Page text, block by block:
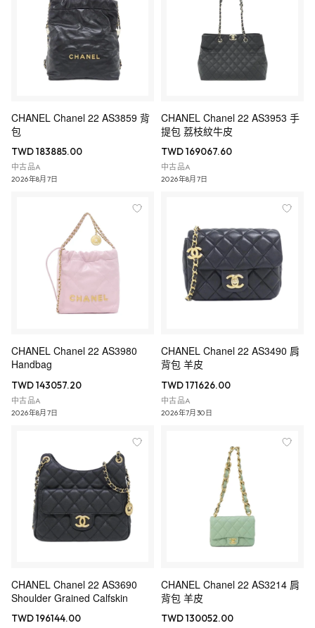
CHANEL Chanel 22 AS3859 背
包
TWD 183885.00
中古品A
2026年8月7日
CHANEL Chanel 22 AS3953 手
提包 荔枝紋牛皮
TWD 169067.60
中古品A
2026年8月7日
CHANEL Chanel 22 AS3980
Handbag
TWD 143057.20
中古品A
2026年8月7日
CHANEL Chanel 22 AS3490 肩
背包 羊皮
TWD 171626.00
中古品A
2026年7月30日
CHANEL Chanel 22 AS3690
Shoulder Grained Calfskin
TWD 196144.00
CHANEL Chanel 22 AS3214 肩
背包 羊皮
TWD 130052.00